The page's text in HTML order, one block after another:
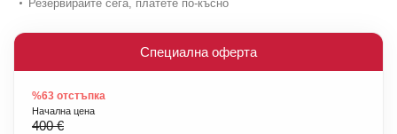
Резервирайте сега, платете по-късно
Специална оферта
%63 отстъпка
Начална цена
400 €